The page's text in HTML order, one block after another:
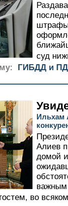
штрафы
суд
ГИБДД и
Ильхам
Алиев
домой
важным
во